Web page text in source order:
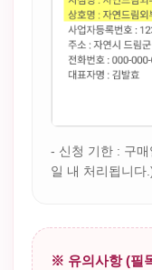
- 신청 기한 : 구
일 내 처리됩니다
※ 유의사항 (필